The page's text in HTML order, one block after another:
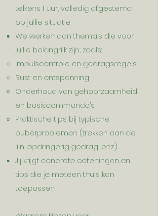
telkens 1 uur, volledig afgestemd
op jullie situatie.
We werken aan thema’s die voor
jullie belangrijk zijn, zoals:
Impulscontrole en gedragsregels
Rust en ontspanning
Onderhoud van gehoorzaamheid
en basiscommando’s
Praktische tips bij typische
puberproblemen (trekken aan de
lijn, opdringerig gedrag, enz.)
Jij krijgt concrete oefeningen en
tips die je meteen thuis kan
toepassen.